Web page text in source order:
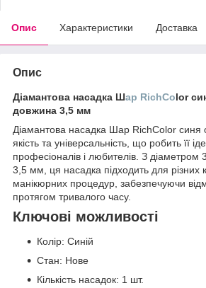
Опис Характеристики Доставка
Опис
Діамантова насадка Шар RichColor
довжина 3,5 мм
Діамантова насадка Шар RichColor синя
якість та універсальність, що робить її
професіоналів і любителів. З
3,5 мм, ця насадка підходить для різних
манікюрних процедур, забезпечуючи
протягом тривалого часу.
Ключові можливості
Колір: Синій
Стан: Нове
Кількість насадок: 1 шт.